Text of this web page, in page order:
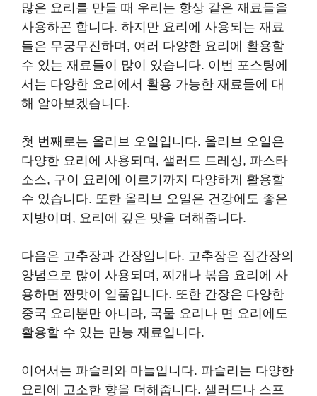
많은 요리를 만들 때 우리는 항상 같은 재료들을
사용하곤 합니다. 하지만 요리에 사용되는 재료
들은 무궁무진하며, 여러 다양한 요리에 활용할
수 있는 재료들이 많이 있습니다. 이번 포스팅에
서는 다양한 요리에서 활용 가능한 재료들에 대
해 알아보겠습니다.
첫 번째로는 올리브 오일입니다. 올리브 오일은
다양한 요리에 사용되며, 샐러드 드레싱, 파스타
소스, 구이 요리에 이르기까지 다양하게 활용할
수 있습니다. 또한 올리브 오일은 건강에도 좋은
지방이며, 요리에 깊은 맛을 더해줍니다.
다음은 고추장과 간장입니다. 고추장은 집간장의
양념으로 많이 사용되며, 찌개나 볶음 요리에 사
용하면 짠맛이 일품입니다. 또한 간장은 다양한
중국 요리뿐만 아니라, 국물 요리나 면 요리에도
활용할 수 있는 만능 재료입니다.
이어서는 파슬리와 마늘입니다. 파슬리는 다양한
요리에 고소한 향을 더해줍니다. 샐러드나 스프